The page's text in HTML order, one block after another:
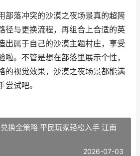
部落冲突的沙漠之夜场景真的超简
径与更换流程，再组合上合适的英
出属于自己的沙漠主题村庄，享受
啦。不管是想在部落里展示个性，
的视觉效果，沙漠之夜场景都能满
尝试吧。
换全策略 平民玩家轻松入手 江南
2026-07-03